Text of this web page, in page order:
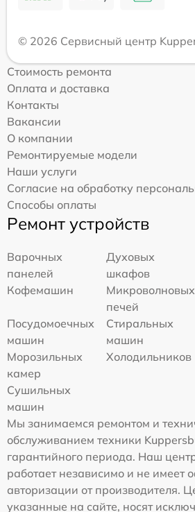
© 2026 Сервисный центр
Стоимость ремонта
Оплата и доставка
Контакты
Вакансии
О компании
Ремонтируемые модели
Наши услуги
Согласие на обработку
Способы оплаты
Ремонт устройств
Варочных
панелей
Духовых
шкафов
Кофемашин
Микроволновых
печей
Посудомоечных
машин
Стиральных
машин
Морозильных
камер
Холодильников
Сушильных
машин
Мы занимаемся ремонтом и
обслуживанием техники
гарантийного периода. Наш
работает независимо и не имеет
авторизации от производителя.
указанные на сайте, носят